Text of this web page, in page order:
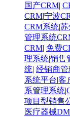
国产CRM|
CRM|宁波
CRM系统|苏
管理系统
CRM| 免费
理系统|销售
统| 经销商
系统平台|客
系管理系统|
项目型销售
医疗器械